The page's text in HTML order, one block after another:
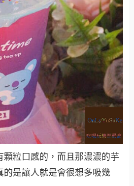
粒口感的，而且那濃濃的芋
的是讓人就是會很想多吸幾